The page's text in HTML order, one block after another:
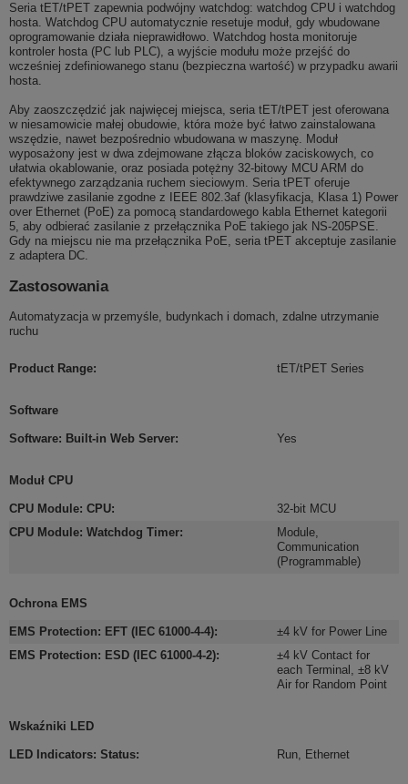
Seria tET/tPET zapewnia podwójny watchdog: watchdog CPU i watchdog
hosta. Watchdog CPU automatycznie resetuje moduł, gdy wbudowane
oprogramowanie działa nieprawidłowo. Watchdog hosta monitoruje
kontroler hosta (PC lub PLC), a wyjście modułu może przejść do
wcześniej zdefiniowanego stanu (bezpieczna wartość) w przypadku awarii
hosta.
Aby zaoszczędzić jak najwięcej miejsca, seria tET/tPET jest oferowana
w niesamowicie małej obudowie, która może być łatwo zainstalowana
wszędzie, nawet bezpośrednio wbudowana w maszynę. Moduł
wyposażony jest w dwa zdejmowane złącza bloków zaciskowych, co
ułatwia okablowanie, oraz posiada potężny 32-bitowy MCU ARM do
efektywnego zarządzania ruchem sieciowym. Seria tPET oferuje
prawdziwe zasilanie zgodne z IEEE 802.3af (klasyfikacja, Klasa 1) Power
over Ethernet (PoE) za pomocą standardowego kabla Ethernet kategorii
5, aby odbierać zasilanie z przełącznika PoE takiego jak NS-205PSE.
Gdy na miejscu nie ma przełącznika PoE, seria tPET akceptuje zasilanie
z adaptera DC.
Zastosowania
Automatyzacja w przemyśle, budynkach i domach, zdalne utrzymanie
ruchu
Product Range: tET/tPET Series
Software
Software: Built-in Web Server: Yes
Moduł CPU
CPU Module: CPU:
32-bit MCU
CPU Module: Watchdog Timer:
Module,
Communication
(Programmable)
Ochrona EMS
EMS Protection: EFT (IEC 61000-4-4):
±4 kV for Power Line
EMS Protection: ESD (IEC 61000-4-2):
±4 kV Contact for
each Terminal , ±8 kV
Air for Random Point
Wskaźniki LED
LED Indicators: Status: Run, Ethernet